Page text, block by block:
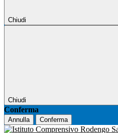
Chiudi
Chiudi
Conferma
Annulla Conferma